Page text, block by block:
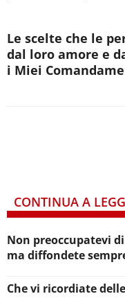
Le scelte che le
dal loro amore e
i Miei
CONTINUA A
Non preoccupatevi
ma diffondete
Che vi ricordiate